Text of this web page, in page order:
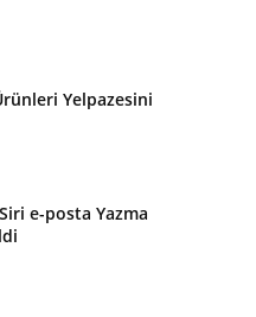
Yelpazesini
e-posta Yazma